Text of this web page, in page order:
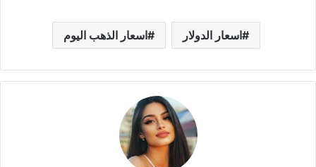
اسعار الدولار اسعار الذهب اليوم